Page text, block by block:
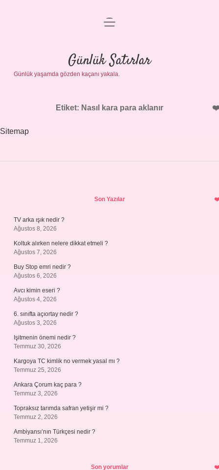
Anasayfa
Gizlilik Politikası
Yasal Uyarı
menüyü
Günlük Satırlar
Günlük yaşamda gözden kaçanı yakala.
Etiket: Nasıl kara para aklanır
Sitemap
Son Yazılar
TV arka ışık nedir ?
Ağustos 8, 2026
Koltuk alırken nelere dikkat etmeli ?
Ağustos 7, 2026
Buy Stop emri nedir ?
Ağustos 6, 2026
Avcı kimin eseri ?
Ağustos 4, 2026
6. sınıfta açıortay nedir ?
Ağustos 3, 2026
Işitmenin önemi nedir ?
Temmuz 30, 2026
Kargoya TC kimlik no vermek yasal mı ?
Temmuz 25, 2026
Ankara Çorum kaç para ?
Temmuz 3, 2026
Topraksız tarımda safran yetişir mi ?
Temmuz 2, 2026
Ambiyansı’nın Türkçesi nedir ?
Temmuz 1, 2026
Son yorumlar